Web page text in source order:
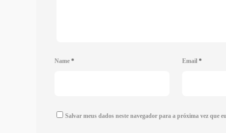
Name * Email *
Salvar meus dados neste navegador para a próxima vez que